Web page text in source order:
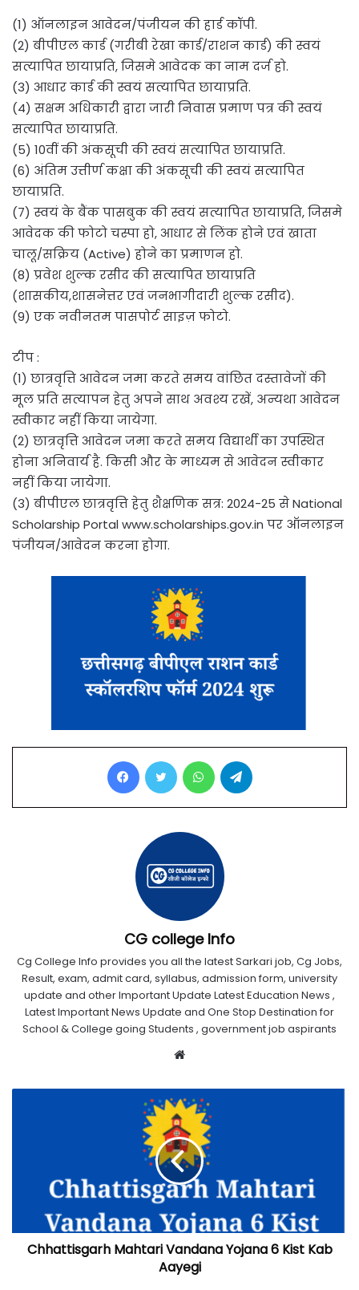
(1) ऑनलाइन आवेदन/पंजीयन की हार्ड कॉपी.
(2) बीपीएल कार्ड (गरीबी रेखा कार्ड/राशन कार्ड) की स्वयं
सत्यापित छायाप्रति, जिसमे आवेदक का नाम दर्ज हो.
(3) आधार कार्ड की स्वयं सत्यापित छायाप्रति.
(4) सक्षम अधिकारी द्वारा जारी निवास प्रमाण पत्र की स्वयं
सत्यापित छायाप्रति.
(5) 10वीं की अंकसूची की स्वयं सत्यापित छायाप्रति.
(6) अंतिम उत्तीर्ण कक्षा की अंकसूची की स्वयं सत्यापित
छायाप्रति.
(7) स्वयं के बैंक पासबुक की स्वयं सत्यापित छायाप्रति, जिसमे
आवेदक की फोटो चस्पा हो, आधार से लिंक होने एवं खाता
चालू/सक्रिय (Active) होने का प्रमाणन हो.
(8) प्रवेश शुल्क रसीद की सत्यापित छायाप्रति
(शासकीय,शासनेत्तर एवं जनभागीदारी शुल्क रसीद).
(9) एक नवीनतम पासपोर्ट साइज़ फोटो.
टीप :
(1) छात्रवृत्ति आवेदन जमा करते समय वांछित दस्तावेजों की
मूल प्रति सत्यापन हेतु अपने साथ अवश्य रखें, अन्यथा आवेदन
स्वीकार नहीं किया जायेगा.
(2) छात्रवृत्ति आवेदन जमा करते समय विद्यार्थी का उपस्थित
होना अनिवार्य है. किसी और के माध्यम से आवेदन स्वीकार
नहीं किया जायेगा.
(3) बीपीएल छात्रवृत्ति हेतु शैक्षणिक सत्र: 2024-25 से National
Scholarship Portal www.scholarships.gov.in पर ऑनलाइन
पंजीयन/आवेदन करना होगा.
FacebookTwitter WhatsApp
CG college Info
Cg College Info provides you all the latest Sarkari job, Cg Jobs,
Result, exam, admit card, syllabus, admission form, university
update and other Important Update Latest Education News ,
Latest Important News Update and One Stop Destination for
School & College going Students , government job aspirants
Website
Chhattisgarh Mahtari Vandana Yojana 6 Kist Kab
Aayegi